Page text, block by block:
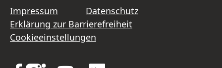
Impressum
Datenschutz
Erklärung zur Barrierefreiheit
Cookieeinstellungen